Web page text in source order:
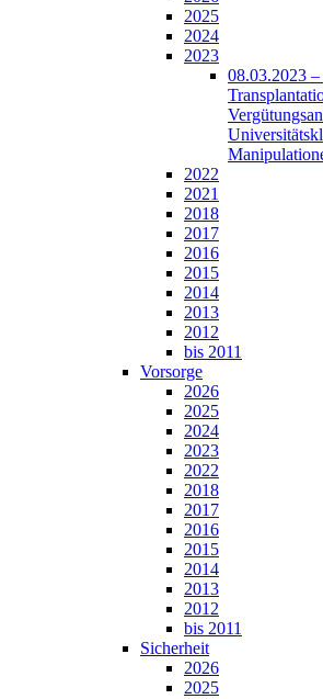
2025
2024
2023
08.03.2023
2022
2021
2018
2017
2016
2015
2014
2013
2012
bis 2011
Vorsorge
2026
2025
2024
2023
2022
2018
2017
2016
2015
2014
2013
2012
bis 2011
Sicherheit
2026
2025